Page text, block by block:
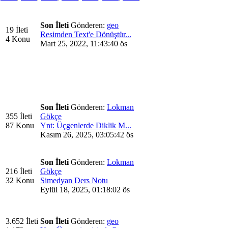
19 İleti
4 Konu
Son İleti Gönderen: geo
Resimden Text'e Dönüştür...
Mart 25, 2022, 11:43:40 ös
355 İleti
87 Konu
Son İleti Gönderen: Lokman
Gökçe
Ynt: Üçgenlerde Diklik M...
Kasım 26, 2025, 03:05:42 ös
216 İleti
32 Konu
Son İleti Gönderen: Lokman
Gökçe
Simedyan Ders Notu
Eylül 18, 2025, 01:18:02 ös
3.652 İleti Son İleti Gönderen: geo